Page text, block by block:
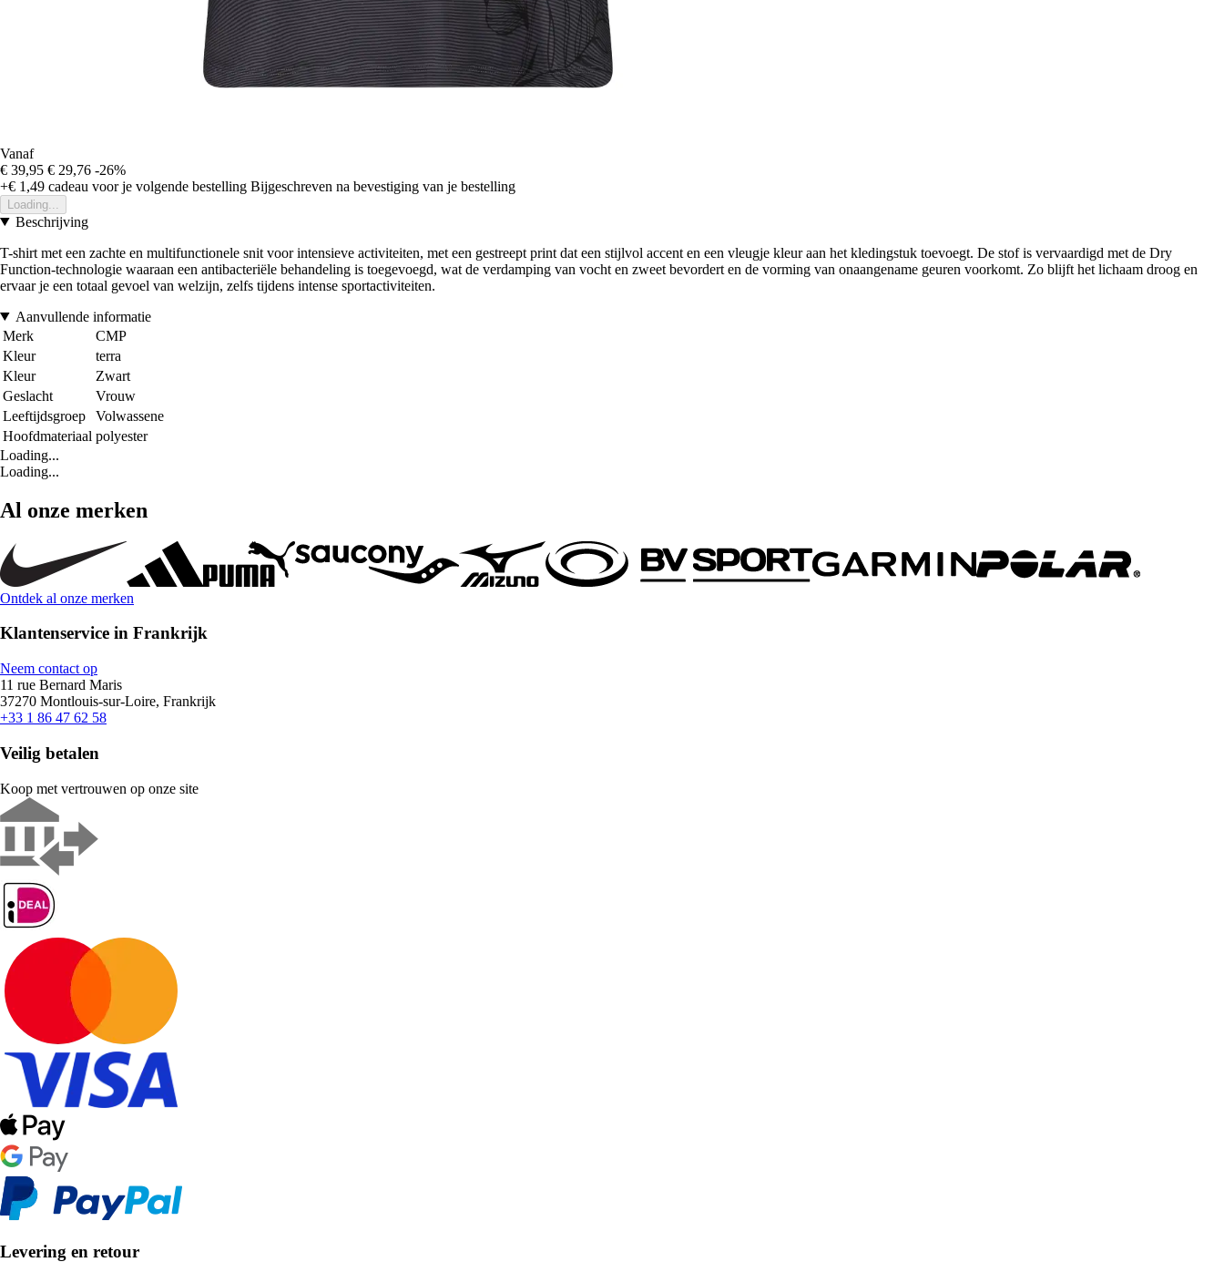
Vanaf
€ 39,95 € 29,76 -26%
+€ 1,49 cadeau voor je volgende bestelling Bijgeschreven na bevestiging van je bestelling
Loading...
Beschrijving
T-shirt met een zachte en multifunctionele snit voor intensieve activiteiten, met een gestreept print dat een stijlvol accent en een vleugje kleur aan het kledingstuk toevoegt. De stof is vervaardigd met de Dry
Function-technologie waaraan een antibacteriële behandeling is toegevoegd, wat de verdamping van vocht en zweet bevordert en de vorming van onaangename geuren voorkomt. Zo blijft het lichaam droog en
ervaar je een totaal gevoel van welzijn, zelfs tijdens intense sportactiviteiten.
Aanvullende informatie
Merk
CMP
Kleur
terra
Kleur
Zwart
Geslacht
Vrouw
Leeftijdsgroep
Volwassene
Hoofdmateriaal polyester
Loading...
Loading...
Al onze merken
Ontdek al onze merken
Klantenservice in Frankrijk
Neem contact op
11 rue Bernard Maris
37270 Montlouis-sur-Loire, Frankrijk
+33 1 86 47 62 58
Veilig betalen
Koop met vertrouwen op onze site
Levering en retour